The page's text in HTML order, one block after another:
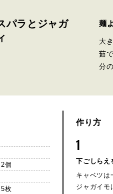
パラとジャガ
麺
大
茹
分
個
枚
作り方
1
下ごしらえ
キャベツは
ジャガイモ